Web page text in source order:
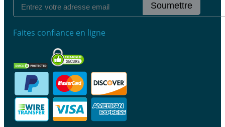
Soumettre
Faites confiance en ligne